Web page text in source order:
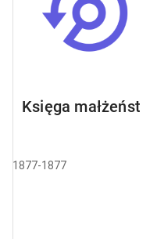
Księga małżeństw
1877-1877